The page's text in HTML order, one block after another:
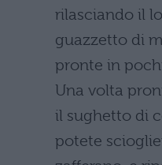
rilasciando il
guazzetto di
pronte in
Una volta
il sughetto di
potete